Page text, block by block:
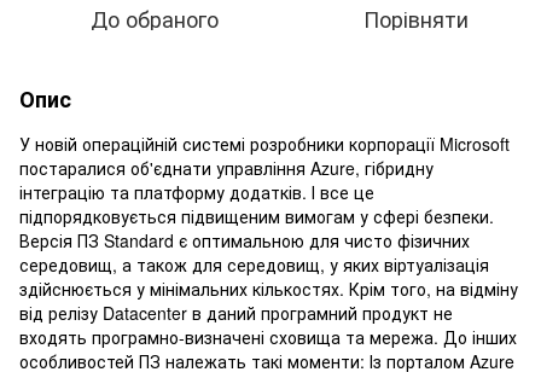
До обраного Порівняти
Опис
У новій операційній системі розробники корпорації Microsoft
постаралися об'єднати управління Azure, гібридну
інтеграцію та платформу додатків. І все це
підпорядковується підвищеним вимогам у сфері безпеки.
Версія ПЗ Standard є оптимальною для чисто фізичних
середовищ, а також для середовищ, у яких віртуалізація
здійснюється у мінімальних кількостях. Крім того, на відміну
від релізу Datacenter в даний програмний продукт не
входять програмно-визначені сховища та мережа. До інших
особливостей ПЗ належать такі моменти: Із порталом Azure